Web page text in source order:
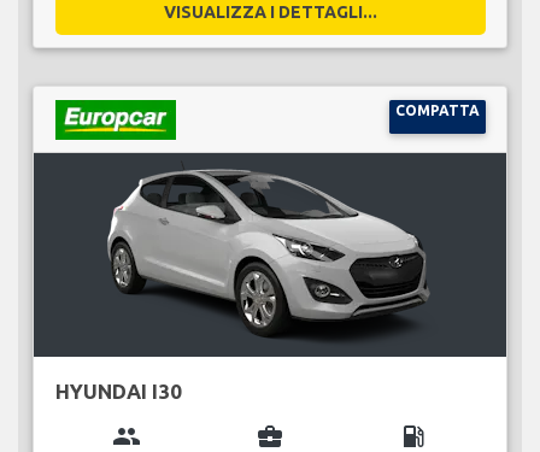
VISUALIZZA I DETTAGLI...
COMPATTA
HYUNDAI I30
group business_center local_gas_station